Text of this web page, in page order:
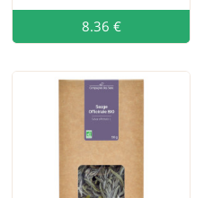
Ajouter au8.36 €